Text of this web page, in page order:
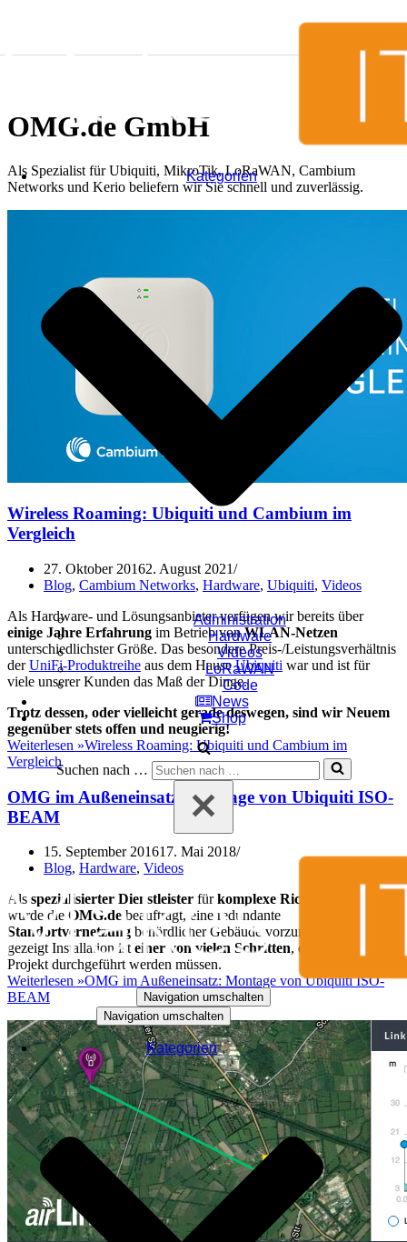
Kategorien
Administration
Hardware
Videos
LoRaWAN
Code
News
Shop
Suchen nach …
Navigation umschalten
Navigation umschalten
Kategorien
OMG.de GmbH
Als Spezialist für Ubiquiti, MikroTik, LoRaWAN, Cambium
Networks und Kerio beliefern wir Sie schnell und zuverlässig.
Wireless Roaming: Ubiquiti und Cambium im
Vergleich
27. Oktober 20162. August 2021
Blog, Cambium Networks, Hardware, Ubiquiti, Videos
Als Hardware- und Lösungsanbieter verfügen wir bereits über
einige Jahre Erfahrung im Betrieb vonWLAN-Netzen
unterschiedlichster Größe. Das besondere Preis-/Leistungsverhältnis
derUniFi-Produktreihe aus dem HauseUbiquiti war und ist für
viele unserer Kunden das Maß der Dinge.
Trotz dessen, oder vielleicht gerade deswegen, sind wir Neuem
gegenüber stets offen und neugierig!
Weiterlesen »Wireless Roaming: Ubiquiti und Cambium im
Vergleich
OMG im Außeneinsatz: Montage von Ubiquiti ISO-
BEAM
15. September 201617. Mai 2018
Blog, Hardware, Videos
Als spezialisierter Dienstleister fürkomplexe Richtfunk-Projekte
wurde die OMG.de beauftragt, eine redundante
Standortvernetzung behördlicher Gebäude vorzunehmen. Die hier
gezeigt Installation ist einer von vielen Schritten, die für dieses
Projekt durchgeführt werden müssen.
Weiterlesen »OMG im Außeneinsatz: Montage von Ubiquiti ISO-
BEAM